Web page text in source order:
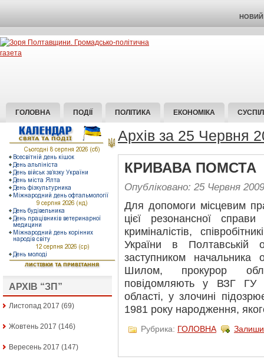
НОВИЙ
ГОЛОВНА ПОДІЇ ПОЛІТИКА ЕКОНОМІКА
АРХІВ “ЗП”
Листопад 2017 (69)
Жовтень 2017 (146)
Вересень 2017 (147)
Архів за 25 Червня
КРИВАВА ПОМСТА
Опубліковано: 25 Червня 2009
Для допомоги місцевим
цієї резонансної
криміналістів,
України в
заступником начальника
Шилом, прокурор
повідомляють у ВЗГ ГУ
області, у злочині
1981 року народження,
Рубрика: ГОЛОВНА